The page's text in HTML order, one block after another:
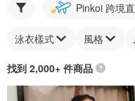
Pinkoi 跨境
泳衣樣式 風格
找到 2,000+ 件商品